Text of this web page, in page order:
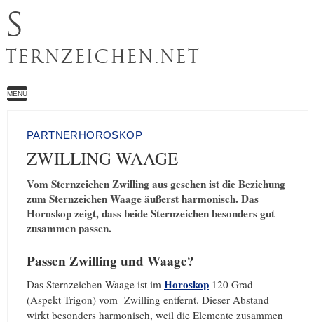
S
TERNZEICHEN.NET
MENU
PARTNERHOROSKOP
ZWILLING WAAGE
Vom Sternzeichen Zwilling aus gesehen ist die Beziehung
zum Sternzeichen Waage äußerst harmonisch. Das
Horoskop zeigt, dass beide Sternzeichen besonders gut
zusammen passen.
Passen Zwilling und Waage?
Das Sternzeichen Waage ist im Horoskop 120 Grad
(Aspekt Trigon) vom Zwilling entfernt. Dieser Abstand
wirkt besonders harmonisch, weil die Elemente zusammen